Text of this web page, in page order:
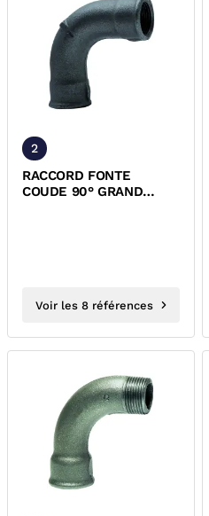
2
RACCORD FONTE
COUDE 90° GRAND
Voir les 8 références